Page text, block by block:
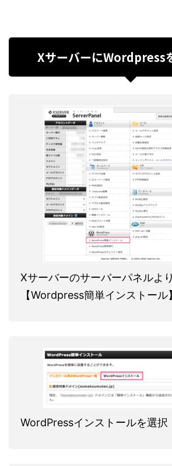
XサーバーにWordpress
Xサーバーのサーバーパネルより
【Wordpress簡単インストー
WordPressインストールを選択